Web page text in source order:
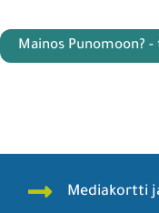
Mainos Punomoon?
Mediakortti